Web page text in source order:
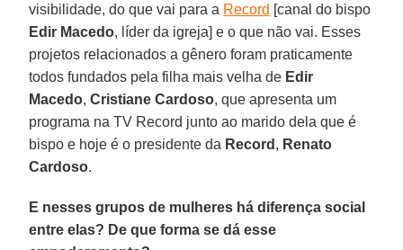
visibilidade, do que vai para a Record [canal do bispo
Edir Macedo, líder da igreja] e o que não vai. Esses
projetos relacionados a gênero foram praticamente
todos fundados pela filha mais velha de Edir
Macedo,Cristiane Cardoso, que apresenta um
programa na TV Record junto ao marido dela que é
bispo e hoje é o presidente da Record , Renato
Cardoso.
E nesses grupos de mulheres há diferença social
entre elas? De que forma se dá esse